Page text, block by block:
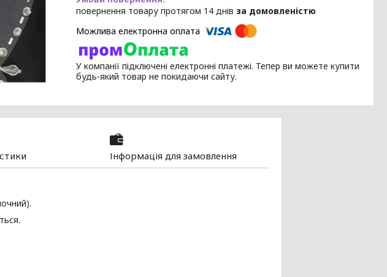
повернення товару протягом 14 днів за домовленістю
У компанії підключені електронні платежі. Тепер ви можете купити
будь-який товар не покидаючи сайту.
Інформація для замовлення